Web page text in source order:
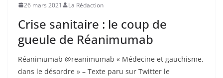
26 mars 2021 La Rédaction
Crise sanitaire : le coup de
gueule de Réanimumab
Réanimumab @reanimumab « Médecine et gauchisme,
dans le désordre » – Texte paru sur Twitter le